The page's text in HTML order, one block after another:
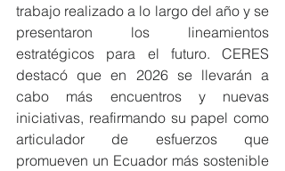
trabajo realizado a lo largo del año y se
presentaron los lineamientos
estratégicos para el futuro. CERES
destacó que en 2026 se llevarán a
cabo más encuentros y nuevas
iniciativas, reafirmando su papel como
articulador de esfuerzos que
promueven un Ecuador más sostenible